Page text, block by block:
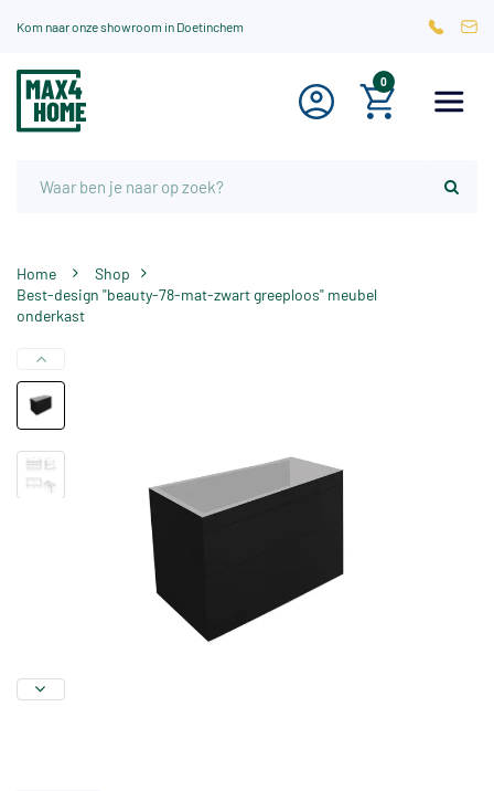
Kom naar onze showroom in Doetinchem
0
Home
Shop
Best-design "beauty-78-mat-zwart greeploos" meubel
onderkast